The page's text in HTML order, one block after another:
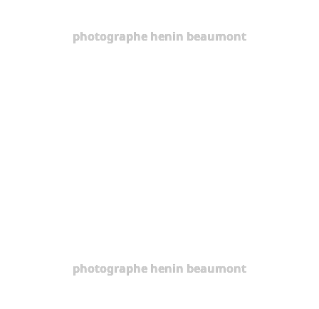
photographe henin beaumont
photographe henin beaumont